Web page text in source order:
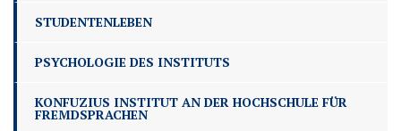
STUDENTENLEBEN
PSYCHOLOGIE DES INSTITUTS
KONFUZIUS INSTITUT AN DER HOCHSCHULE FÜR
FREMDSPRACHEN